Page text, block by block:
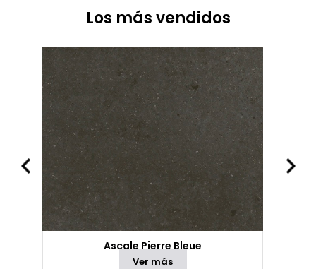
Los más vendidos
Ascale Pierre Bleue
Ver más